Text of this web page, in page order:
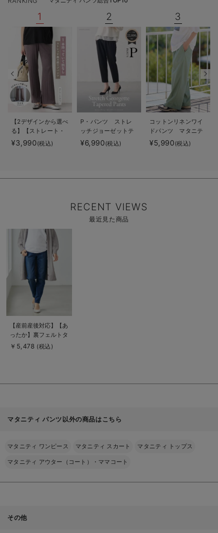
1
【2デザインから選べ
る】【ストレート・
ワイド】らくちん綿
混ストレッチリブパ
使える】
¥3,990(税込)
2
P・パンツ ストレ
ッチジョーゼットテ
ーパード
¥6,990(税込)
3
コットンリネンワイ
ドパンツ マタニテ
ィ・産後【出産後も
長く使える】
¥5,990(税込)
RECENT VIEWS
最近見た商品
商
商
品
詳
を
【産前産後対応】【あ
ったか】裏フェルトタ
ッチデニムテーパード
￥5,478 (税込)
マタニティ パンツ以外の商品はこちら
マタニティ ワンピース マタニティ スカート マタニティ トップス
マタニティ アウター（コート）・ママコート
その他